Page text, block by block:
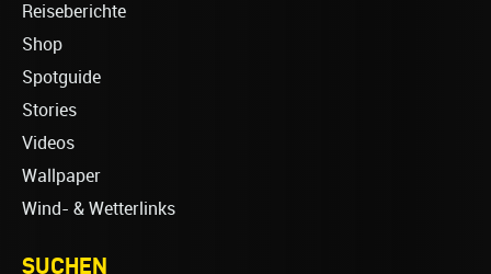
Reiseberichte
Shop
Spotguide
Stories
Videos
Wallpaper
Wind- & Wetterlinks
SUCHEN